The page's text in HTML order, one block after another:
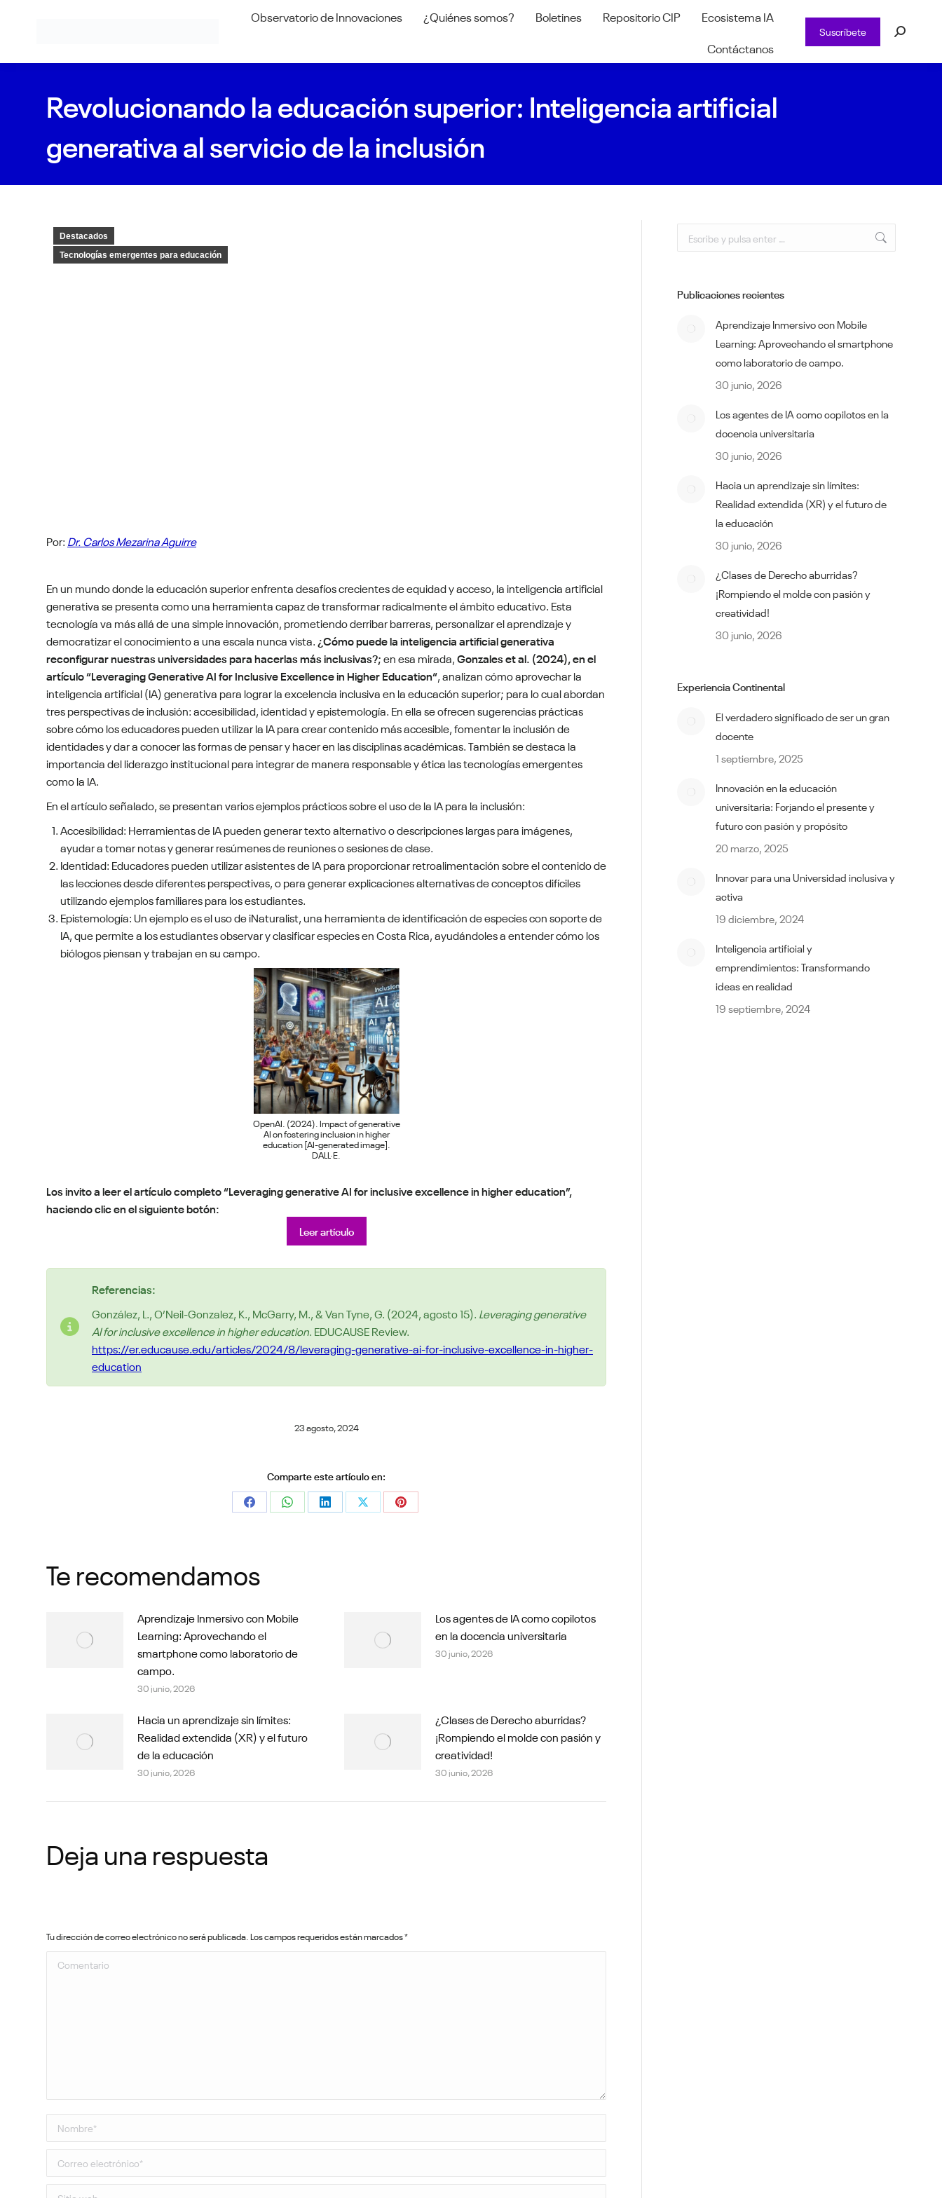
Observatorio de Innovaciones ¿Quiénes somos? Boletines Repositorio CIP
Ecosistema IA
Contáctanos
Suscríbete Buscar:
Revolucionando la educación superior: Inteligencia artificial
generativa al servicio de la inclusión
Destacados
Tecnologías emergentes para educación
Por: Dr. Carlos Mezarina Aguirre
En un mundo donde la educación superior enfrenta desafíos crecientes de equidad y acceso, la inteligencia artificial
generativa se presenta como una herramienta capaz de transformar radicalmente el ámbito educativo. Esta
tecnología va más allá de una simple innovación, prometiendo derribar barreras, personalizar el aprendizaje y
democratizar el conocimiento a una escala nunca vista. ¿Cómo puede la inteligencia artificial generativa
reconfigurar nuestras universidades para hacerlas más inclusivas?;en esa mirada, Gonzales et al. (2024), en el
artículo “Leveraging Generative AI for Inclusive Excellence in Higher Education“ , analizan cómo aprovechar la
inteligencia artificial (IA) generativa para lograr la excelencia inclusiva en la educación superior; para lo cual abordan
tres perspectivas de inclusión: accesibilidad, identidad y epistemología. En ella se ofrecen sugerencias prácticas
sobre cómo los educadores pueden utilizar la IA para crear contenido más accesible, fomentar la inclusión de
identidades y dar a conocer las formas de pensar y hacer en las disciplinas académicas. También se destaca la
importancia del liderazgo institucional para integrar de manera responsable y ética las tecnologías emergentes
como la IA.
En el artículo señalado, se presentan varios ejemplos prácticos sobre el uso de la IA para la inclusión:
Accesibilidad: Herramientas de IA pueden generar texto alternativo o descripciones largas para imágenes,
ayudar a tomar notas y generar resúmenes de reuniones o sesiones de clase.
Identidad: Educadores pueden utilizar asistentes de IA para proporcionar retroalimentación sobre el contenido de
las lecciones desde diferentes perspectivas, o para generar explicaciones alternativas de conceptos difíciles
utilizando ejemplos familiares para los estudiantes.
Epistemología: Un ejemplo es el uso de iNaturalist, una herramienta de identificación de especies con soporte de
IA, que permite a los estudiantes observar y clasificar especies en Costa Rica, ayudándoles a entender cómo los
biólogos piensan y trabajan en su campo.
OpenAI. (2024). Impact of generative
AI on fostering inclusion in higher
education [AI-generated image].
DALL·E.
Los invito a leer el artículo completo “Leveraging generative AI for inclusive excellence in higher education”,
haciendo clic en el siguiente botón:
Leer artículo
Referencias:
González, L., O’Neil-Gonzalez, K., McGarry, M., & Van Tyne, G. (2024, agosto 15). Leveraging generative
AI for inclusive excellence in higher education . EDUCAUSE Review.
https://er.educause.edu/articles/2024/8/leveraging-generative-ai-for-inclusive-excellence-in-higher-
education
23 agosto, 2024
Comparte este artículo en:
Share Share Share Share Share
Te recomendamos
Aprendizaje Inmersivo con Mobile
Learning: Aprovechando el
smartphone como laboratorio de
campo.
30 junio, 2026
Los agentes de IA como copilotos
en la docencia universitaria
30 junio, 2026
Hacia un aprendizaje sin límites:
Realidad extendida (XR) y el futuro
de la educación
30 junio, 2026
¿Clases de Derecho aburridas?
¡Rompiendo el molde con pasión y
creatividad!
30 junio, 2026
Deja una respuesta
Tu dirección de correo electrónico no será publicada. Los campos requeridos están marcados*
Comentario
Nombre *
Correo electrónico *
Sitio web
Buscar:
Publicaciones recientes
Aprendizaje Inmersivo con Mobile
Learning: Aprovechando el smartphone
como laboratorio de campo.
30 junio, 2026
Los agentes de IA como copilotos en la
docencia universitaria
30 junio, 2026
Hacia un aprendizaje sin límites:
Realidad extendida (XR) y el futuro de
la educación
30 junio, 2026
¿Clases de Derecho aburridas?
¡Rompiendo el molde con pasión y
creatividad!
30 junio, 2026
Experiencia Continental
El verdadero significado de ser un gran
docente
1 septiembre, 2025
Innovación en la educación
universitaria: Forjando el presente y
futuro con pasión y propósito
20 marzo, 2025
Innovar para una Universidad inclusiva y
activa
19 diciembre, 2024
Inteligencia artificial y
emprendimientos: Transformando
ideas en realidad
19 septiembre, 2024